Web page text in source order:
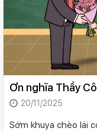
Ơn nghĩa Thầy
20/11/2025
Sớm khuya chèo lái